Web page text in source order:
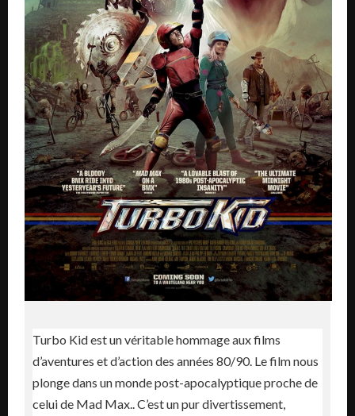
Turbo Kid est un véritable hommage aux films
d’aventures et d’action des années 80/90. Le film nous
plonge dans un monde post-apocalyptique proche de
celui de Mad Max.. C’est un pur divertissement,